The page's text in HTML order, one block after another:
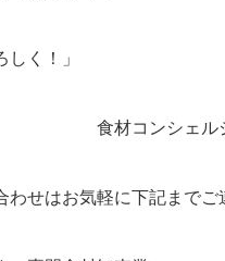
く！」
ュ兼ブロ
せはお気軽に下記までご